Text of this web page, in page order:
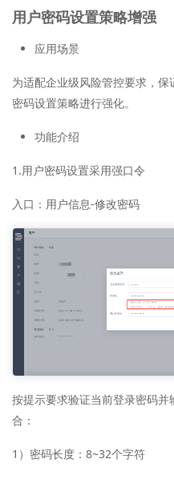
用户密码设置策略增强
应用场景
为适配企业级风险管控要求，
密码设置策略进行强化。
功能介绍
1.用户密码设置采用强口令
入口：用户信息-修改密码
按提示要求验证当前登录密码
合：
1）密码长度：8~32个字符